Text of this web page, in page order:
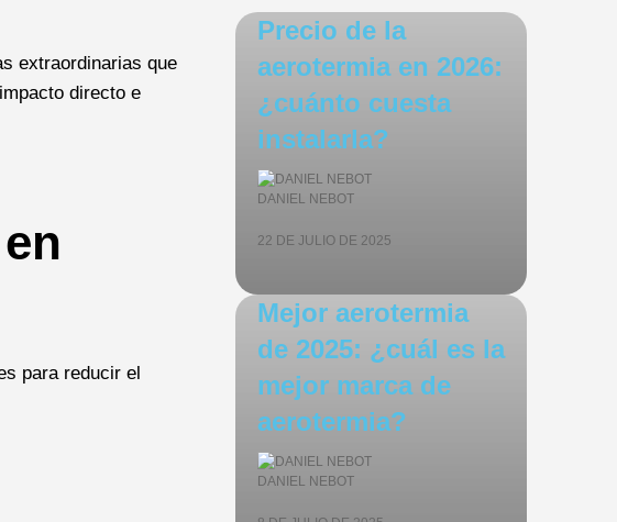
extraordinarias que
directo e
para reducir el
Precio de la
aerotermia en 2026:
¿cuánto cuesta
instalarla?
DANIEL NEBOT
22 DE JULIO DE 2025
Mejor aerotermia
de 2025: ¿cuál es la
mejor marca de
aerotermia?
DANIEL NEBOT